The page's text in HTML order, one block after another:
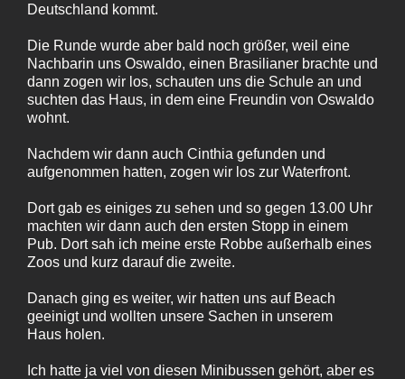
Deutschland kommt.
Die Runde wurde aber bald noch größer, weil eine
Nachbarin uns Oswaldo, einen Brasilianer brachte und
dann zogen wir los, schauten uns die Schule an und
suchten das Haus, in dem eine Freundin von Oswaldo
wohnt.
Nachdem wir dann auch Cinthia gefunden und
aufgenommen hatten, zogen wir los zur Waterfront.
Dort gab es einiges zu sehen und so gegen 13.00 Uhr
machten wir dann auch den ersten Stopp in einem
Pub. Dort sah ich meine erste Robbe außerhalb eines
Zoos und kurz darauf die zweite.
Danach ging es weiter, wir hatten uns auf Beach
geeinigt und wollten unsere Sachen in unserem
Haus holen.
Ich hatte ja viel von diesen Minibussen gehört, aber es